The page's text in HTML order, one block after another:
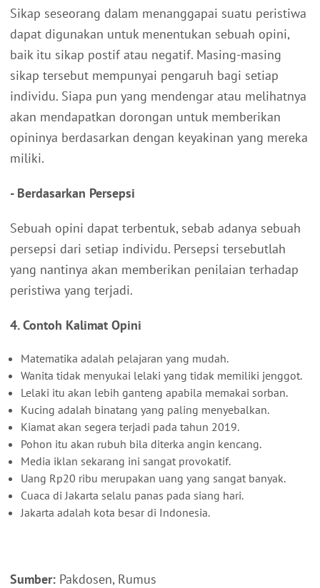
Sikap seseorang dalam menanggapai suatu peristiwa
dapat digunakan untuk menentukan sebuah opini,
baik itu sikap postif atau negatif. Masing-masing
sikap tersebut mempunyai pengaruh bagi setiap
individu. Siapa pun yang mendengar atau melihatnya
akan mendapatkan dorongan untuk memberikan
opininya berdasarkan dengan keyakinan yang mereka
miliki.
- Berdasarkan Persepsi
Sebuah opini dapat terbentuk, sebab adanya sebuah
persepsi dari setiap individu. Persepsi tersebutlah
yang nantinya akan memberikan penilaian terhadap
peristiwa yang terjadi.
4. Contoh Kalimat Opini
Matematika adalah pelajaran yang mudah.
Wanita tidak menyukai lelaki yang tidak memiliki jenggot.
Lelaki itu akan lebih ganteng apabila memakai sorban.
Kucing adalah binatang yang paling menyebalkan.
Kiamat akan segera terjadi pada tahun 2019.
Pohon itu akan rubuh bila diterka angin kencang.
Media iklan sekarang ini sangat provokatif.
Uang Rp20 ribu merupakan uang yang sangat banyak.
Cuaca di Jakarta selalu panas pada siang hari.
Jakarta adalah kota besar di Indonesia.
Sumber: Pakdosen, Rumus